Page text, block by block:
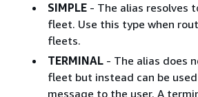
SIMPLE- The alias resolves
fleet. Use this type when
fleets.
TERMINAL- The alias does
fleet but instead can be
message to the user. A